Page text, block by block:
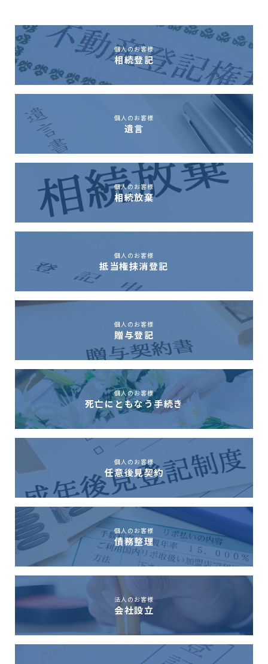
個人のお客様
相続登記
個人のお客様
遺言
個人のお客様
相続放棄
個人のお客様
抵当権抹消登記
個人のお客様
贈与登記
個人のお客様
死亡にともなう手続き
個人のお客様
任意後見契約
個人のお客様
債務整理
法人のお客様
会社設立